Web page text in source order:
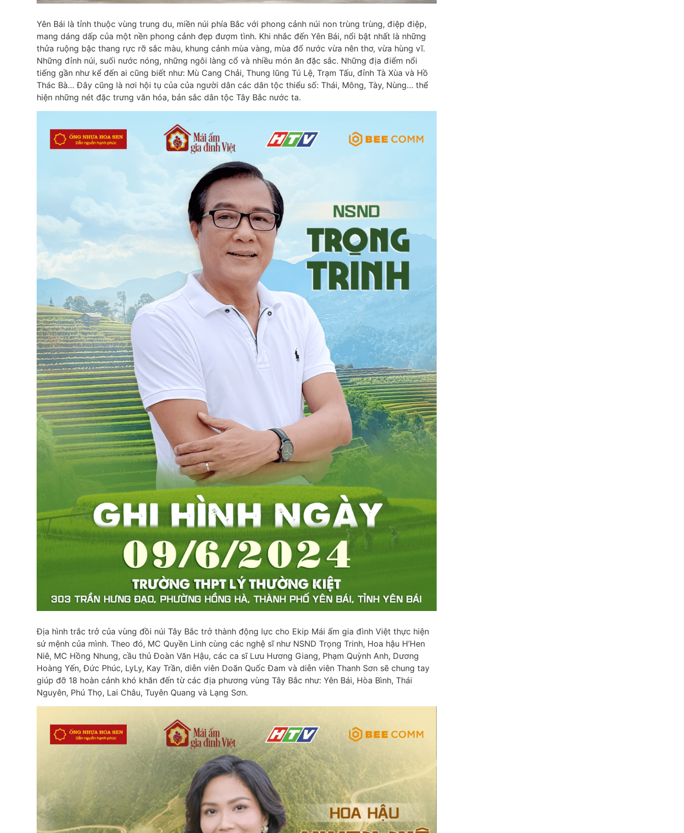
Yên Bái là tỉnh thuộc vùng trung du, miền núi phía Bắc với phong cảnh núi non trùng trùng, điệp điệp,
mang dáng dấp của một nền phong cảnh đẹp đượm tình. Khi nhắc đến Yên Bái, nổi bật nhất là những
thửa ruộng bậc thang rực rỡ sắc màu, khung cảnh mùa vàng, mùa đổ nước vừa nên thơ, vừa hùng vĩ.
Những đỉnh núi, suối nước nóng, những ngôi làng cổ và nhiều món ăn đặc sắc. Những địa điểm nổi
tiếng gần như kể đến ai cũng biết như: Mù Cang Chải, Thung lũng Tú Lệ, Trạm Tấu, đỉnh Tà Xùa và Hồ
Thác Bà… Đây cũng là nơi hội tụ của của người dân các dân tộc thiểu số: Thái, Mông, Tày, Nùng… thể
hiện những nét đặc trưng văn hóa, bản sắc dân tộc Tây Bắc nước ta.
Địa hình trắc trở của vùng đồi núi Tây Bắc trở thành động lực cho Ekip Mái ấm gia đình Việt thực hiện
sứ mệnh của mình. Theo đó, MC Quyền Linh cùng các nghệ sĩ như NSND Trọng Trinh, Hoa hậu H’Hen
Niê, MC Hồng Nhung, cầu thủ Đoàn Văn Hậu, các ca sĩ Lưu Hương Giang, Phạm Quỳnh Anh, Dương
Hoàng Yến, Đức Phúc, LyLy, Kay Trần, diễn viên Doãn Quốc Đam và diễn viên Thanh Sơn sẽ chung tay
giúp đỡ 18 hoàn cảnh khó khăn đến từ các địa phương vùng Tây Bắc như: Yên Bái, Hòa Bình, Thái
Nguyên, Phú Thọ, Lai Châu, Tuyên Quang và Lạng Sơn.